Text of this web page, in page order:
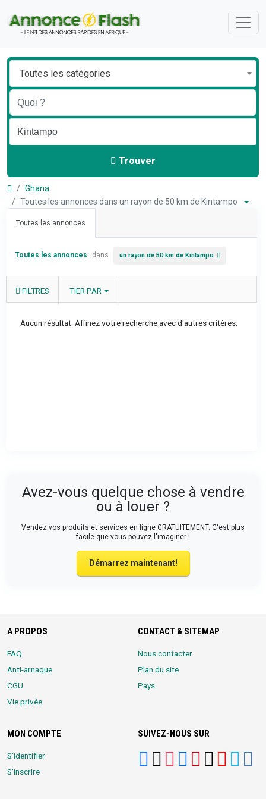
Toutes les catégories
Trouver
Ghana
Toutes les annonces dans un rayon de 50 km de Kintampo
Toutes les annonces
Toutes les annonces dans un rayon de 50 km de Kintampo
FILTRES TIER PAR
Aucun résultat. Affinez votre recherche avec d'autres critères.
Avez-vous quelque chose à vendre
ou à louer ?
Vendez vos produits et services en ligne GRATUITEMENT. C'est plus
facile que vous pouvez l'imaginer !
Démarrez maintenant!
A PROPOS
FAQ
Anti-arnaque
CGU
Vie privée
CONTACT & SITEMAP
Nous contacter
Plan du site
Pays
MON COMPTE
S'identifier
S'inscrire
SUIVEZ-NOUS SUR